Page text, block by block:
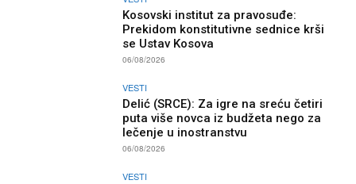
Kosovski institut za pravosuđe:
Prekidom konstitutivne sednice krši
se Ustav Kosova
06/08/2026
VESTI
Delić (SRCE): Za igre na sreću četiri
puta više novca iz budžeta nego za
lečenje u inostranstvu
06/08/2026
VESTI